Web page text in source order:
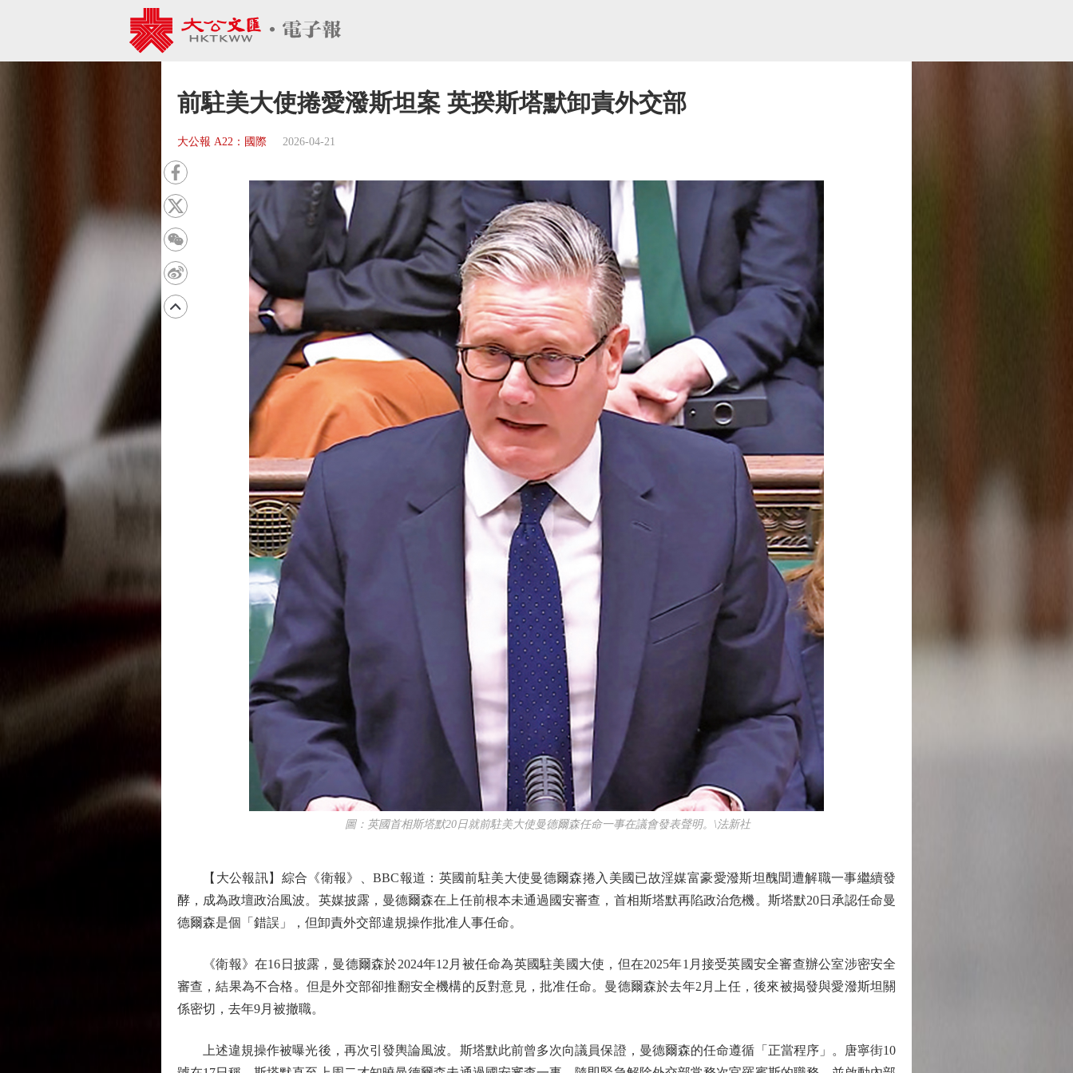
前駐美大使捲愛潑斯坦案 英揆斯塔默卸責外交部
大公報 A22：國際 2026-04-21
圖：英國首相斯塔默20日就前駐美大使曼德爾森任命一事在議會發表聲明。\法新社
【大公報訊】綜合《衛報》、BBC報道：英國前駐美大使曼德爾森捲入美國已故淫媒富豪愛潑斯坦醜聞遭解職一事繼續發
酵，成為政壇政治風波。英媒披露，曼德爾森在上任前根本未通過國安審查，首相斯塔默再陷政治危機。斯塔默20日承認任命曼
德爾森是個「錯誤」，但卸責外交部違規操作批准人事任命。
《衛報》在16日披露，曼德爾森於2024年12月被任命為英國駐美國大使，但在2025年1月接受英國安全審查辦公室涉密安全
審查，結果為不合格。但是外交部卻推翻安全機構的反對意見，批准任命。曼德爾森於去年2月上任，後來被揭發與愛潑斯坦關
係密切，去年9月被撤職。
上述違規操作被曝光後，再次引發輿論風波。斯塔默此前曾多次向議員保證，曼德爾森的任命遵循「正當程序」。唐寧街10